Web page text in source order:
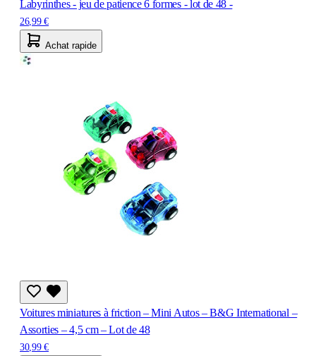
Labyrinthes - jeu de patience 6 formes - lot de 48 -
26,99 €
Achat rapide
Voitures miniatures à friction – Mini Autos – B&G International –
Assorties – 4,5 cm – Lot de 48
30,99 €